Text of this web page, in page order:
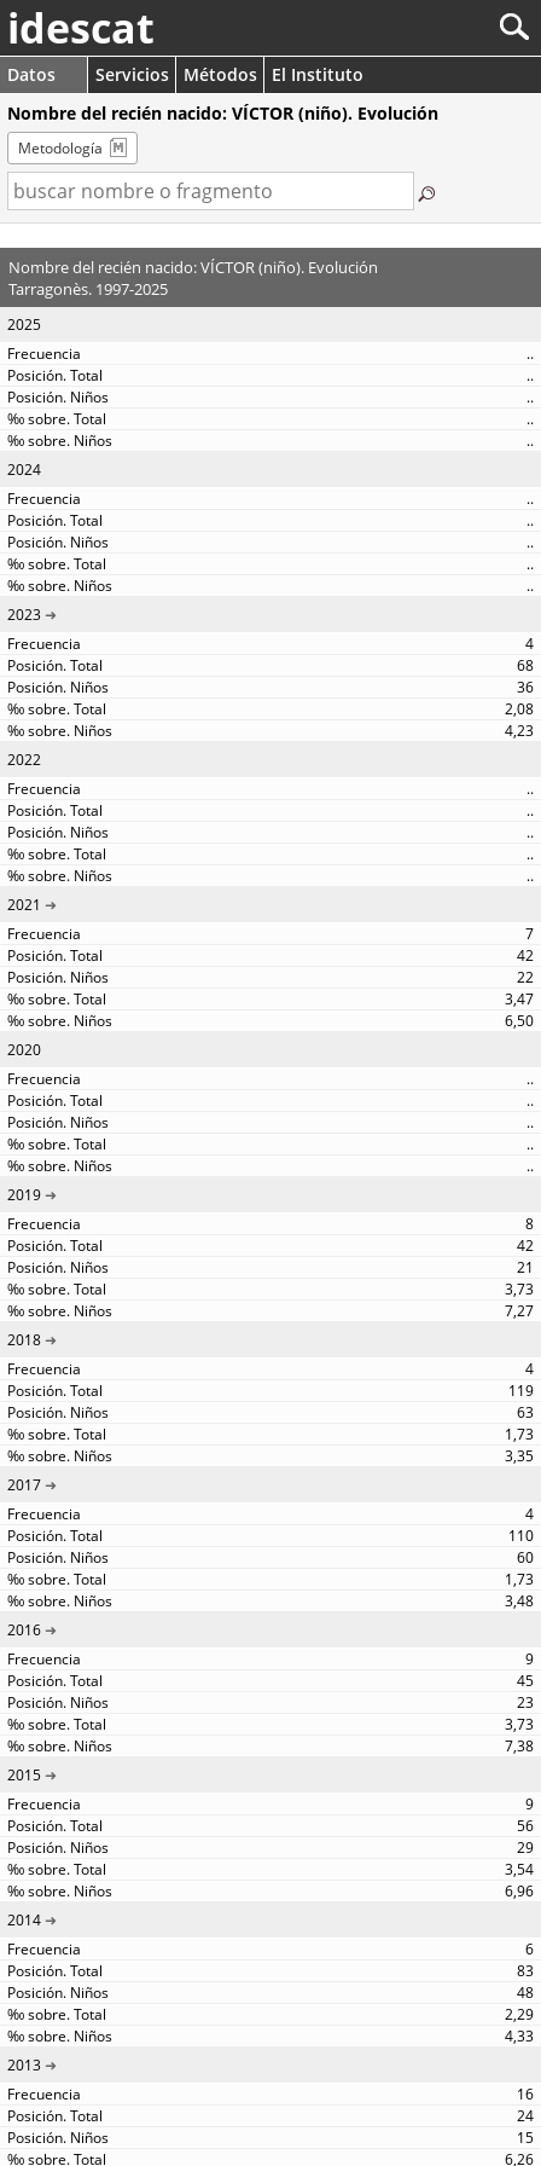
idescat
Datos Servicios Métodos
El Instituto
Nombre del recién nacido: VÍCTOR (niño). Evolución
Metodología
Nombre del recién nacido: VÍCTOR (niño). Evolución
Tarragonès. 1997-2025
2025
..
..
..
..
..
2024
..
..
..
..
..
2023
4
68
36
2,08
4,23
2022
..
..
..
..
..
2021
7
42
22
3,47
6,50
2020
..
..
..
..
..
2019
8
42
21
3,73
7,27
2018
4
119
63
1,73
3,35
2017
4
110
60
1,73
3,48
2016
9
45
23
3,73
7,38
2015
9
56
29
3,54
6,96
2014
6
83
48
2,29
4,33
2013
16
24
15
6,26